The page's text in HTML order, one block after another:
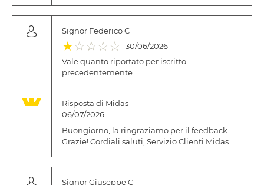
Signor Federico C
(*)
★ ( )
☆ ( )
☆ ( )
☆ ( )
☆
30/06/2026
Vale quanto riportato per iscritto
precedentemente.
Risposta di Midas
06/07/2026
Buongiorno, la ringraziamo per il feedback.
Grazie! Cordiali saluti, Servizio Clienti Midas
Signor Giuseppe C